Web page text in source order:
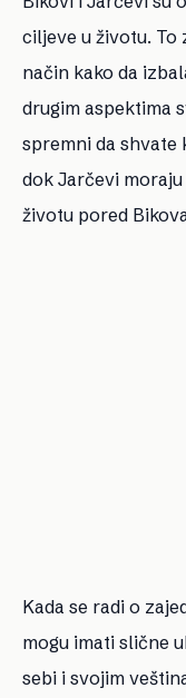
ciljeve u životu. To
način kako da
drugim aspektima
spremni da shvate
dok Jarčevi moraju
životu pored
Kada se radi o
mogu imati slične
sebi i svojim